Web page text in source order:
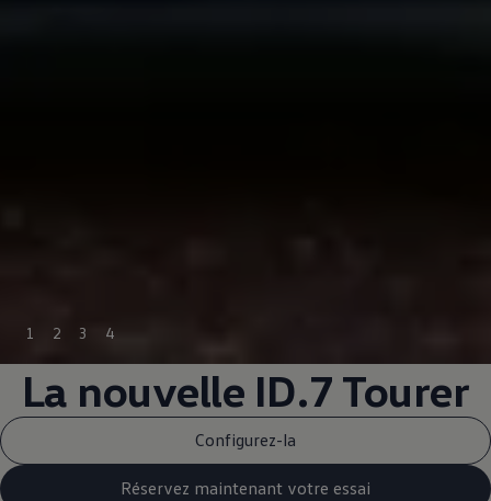
1 2 3 4
La nouvelle ID.7 Tourer
Configurez-la
Réservez maintenant votre essai